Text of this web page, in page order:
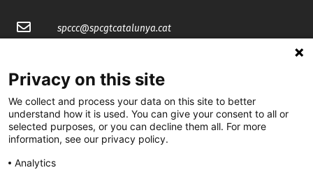
spccc@spcgtcatalunya.cat
@CGTCatalunya
cgtcatalunya
Privacy on this site
We collect and process your data on this site to better
understand how it is used. You can give your consent to all or
selected purposes, or you can decline them all. For more
information, see our privacy policy.
Analytics